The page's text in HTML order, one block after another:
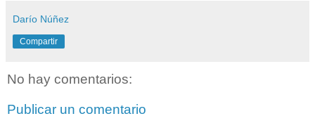
Darío Núñez
Compartir
No hay comentarios:
Publicar un comentario